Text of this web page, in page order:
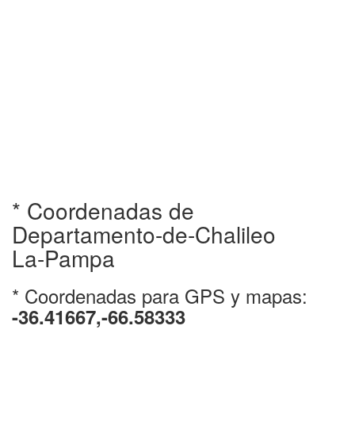
* Coordenadas de
Departamento-de-Chalileo
La-Pampa
* Coordenadas para GPS y mapas:
-36.41667,-66.58333